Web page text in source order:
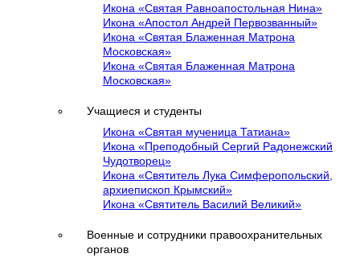
Икона «Святая Равноапостольная Нина»
Икона «Апостол Андрей Первозванный»
Икона «Святая Блаженная Матрона
Московская»
Икона «Святая Блаженная Матрона
Московская»
Учащиеся и студенты
Икона «Святая мученица Татиана»
Икона «Преподобный Сергий Радонежский
Чудотворец»
Икона «Святитель Лука Симферопольский,
архиепископ Крымский»
Икона «Святитель Василий Великий»
Военные и сотрудники правоохранительных
органов